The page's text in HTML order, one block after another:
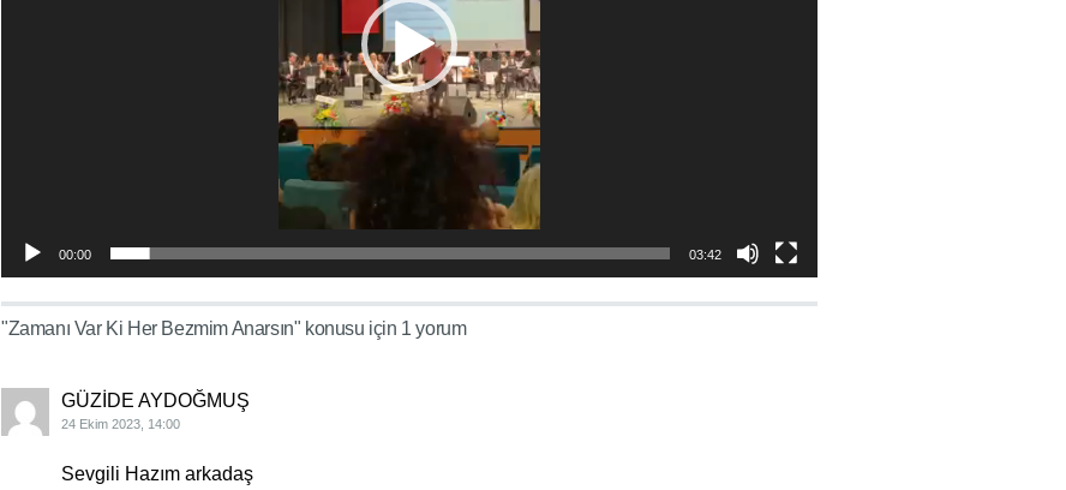
00:00 03:42
"Zamanı Var Ki Her Bezmim Anarsın" konusu için 1 yorum
GÜZIDE AYDOĞMUŞ
24 Ekim 2023, 14:00
Sevgili Hazım arkadaş